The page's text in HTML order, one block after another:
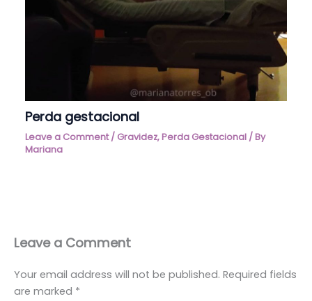
Perda gestacional
Leave a Comment / Gravidez,Perda Gestacional / By
Mariana
Leave a Comment
Your email address will not be published. Required fields
are marked *